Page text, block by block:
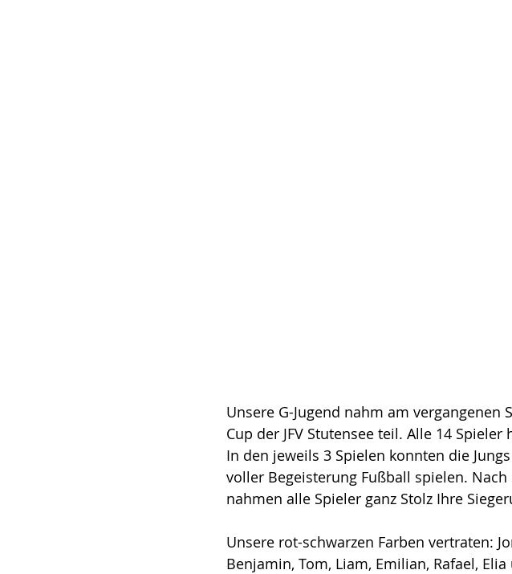
Unsere G-Jugend nahm am
Cup der JFV Stutensee teil. Alle 14
In den jeweils 3 Spielen konnten die
voller Begeisterung Fußball spielen.
nahmen alle Spieler ganz Stolz Ihre
Unsere rot-schwarzen Farben vertraten:
Benjamin, Tom, Liam, Emilian, Rafael, Elia